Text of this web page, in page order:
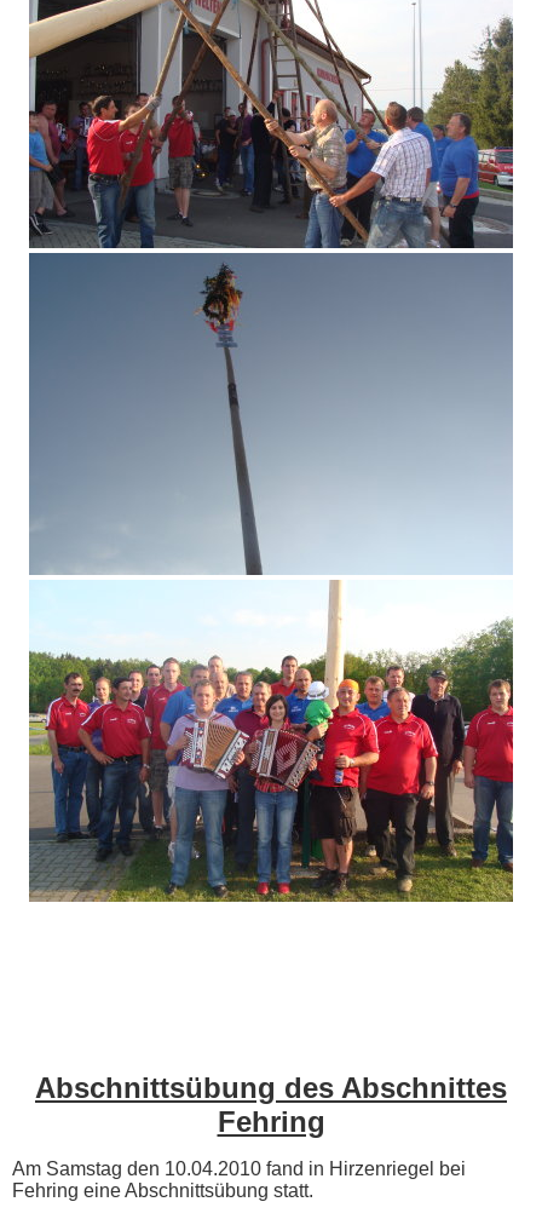
Abschnittsübung des Abschnittes
Fehring
Am Samstag den 10.04.2010 fand in Hirzenriegel bei
Fehring eine Abschnittsübung statt.